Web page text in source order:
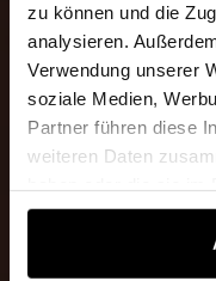
zu können und die
analysieren.
Verwendung unserer
soziale Medien,
Partner führen diese
weiteren Daten
gesammelt haben.